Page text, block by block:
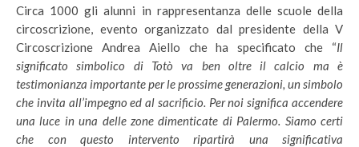
Circa 1000 gli alunni in rappresentanza delle scuole della
circoscrizione, evento organizzato dal presidente della V
Circoscrizione Andrea Aiello che ha specificato che “Il
significato simbolico di Totò va ben oltre il calcio ma è
testimonianza importante per le prossime generazioni, un simbolo
che invita all’impegno ed al sacrificio. Per noi significa accendere
una luce in una delle zone dimenticate di Palermo. Siamo certi
che con questo intervento ripartirà una significativa